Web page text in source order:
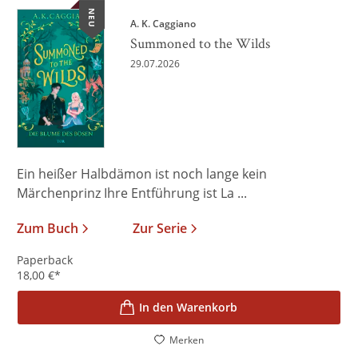
NEU A. K. Caggiano
Summoned to the Wilds
29.07.2026
Ein heißer Halbdämon ist noch lange kein
Märchenprinz Ihre Entführung ist La ...
Zum Buch
Zur Serie
Paperback
18,00 €*
In den Warenkorb
Merken